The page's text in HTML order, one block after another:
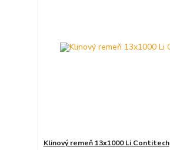
Klinový remeň 13x1000 Li Contitech